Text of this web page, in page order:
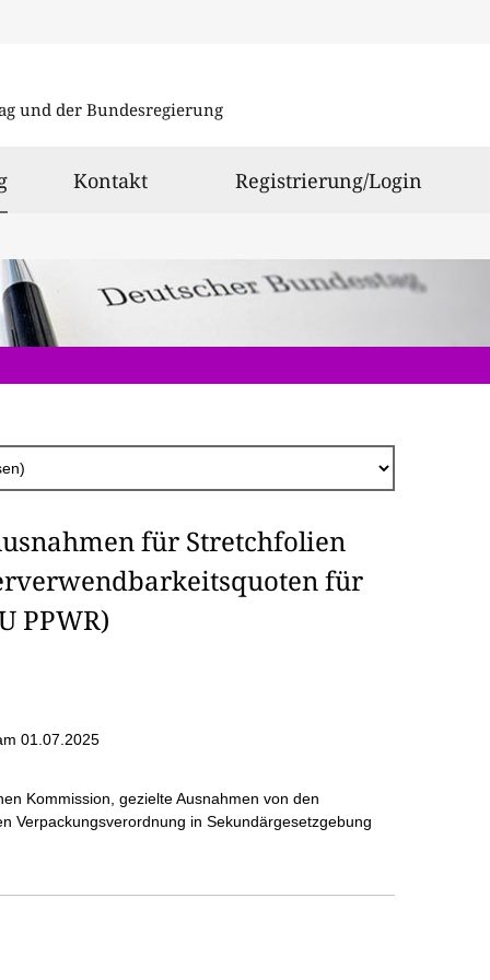
und der Bundesregierung
ausgewählt
Kontakt Registrierung/Login
für Stretchfolien
für
PPWR)
01.07.2025
Kommission, gezielte Ausnahmen von den
Verpackungsverordnung in Sekundärgesetzgebung